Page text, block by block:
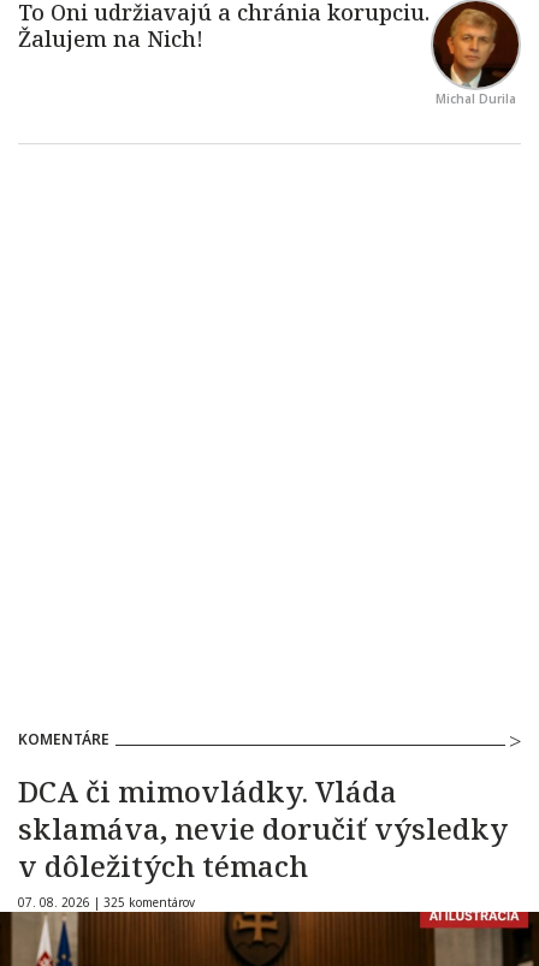
Michal Durila
KOMENTÁRE
DCA či mimovládky. Vláda
sklamáva, nevie doručiť výsledky
v dôležitých témach
07. 08. 2026 | 325 komentárov